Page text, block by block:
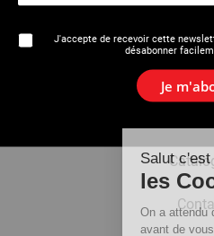
La
J'accepte de recevoir cette
désabonner
Je
Salut c'est nous...
les Cookies !
On a attendu d'être sûrs
avant de vous déranger,